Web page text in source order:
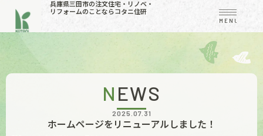
兵庫県三田市の注文住宅・リノベ・
リフォームのことならコタニ住研
MENU
NEWS
2025.07.31
ホームページをリニューアルしました！